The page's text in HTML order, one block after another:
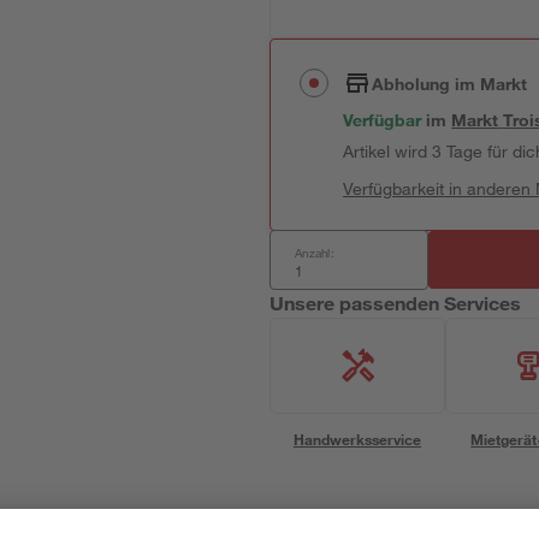
Abholung im Markt
Verfügbar im Markt
Artikel wird 3 Tage für
Verfügbarkeit in anderen
Anzahl:
Unsere passenden Services
Handwerksservice